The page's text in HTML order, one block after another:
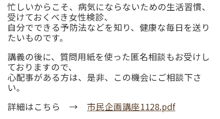
忙しいからこそ、病気にならないための生活習慣、
受けておくべき女性検診、
自分でできる予防法などを知り、健康な毎日を送り
たいものです。
講義の後に、質問用紙を使った匿名相談もお受けし
ておりますので、
心配事がある方は、是非、この機会にご相談下さ
い。
詳細はこちら → 市民企画講座1128.pdf